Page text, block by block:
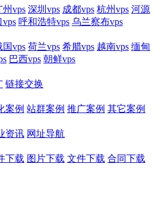
州vps 深圳vps 成都vps 杭州vps 河源
vps 呼和浩特vps 乌兰察布vps
国vps 荷兰vps 希腊vps 越南vps 缅甸
巴西vps 朝鲜vps
链接交换
案例 站群案例 推广案例 其它案例
资讯 网址导航
下载 图片下载 文件下载 合同下载